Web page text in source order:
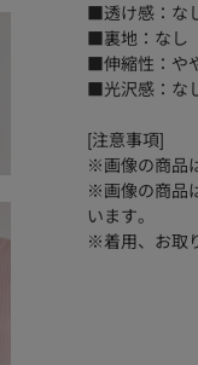
■透け感：な
■裏地：なし
■伸縮性：や
■光沢感：な
[注意事項]
※画像の商品
※画像の商品
います。
※着用、お取